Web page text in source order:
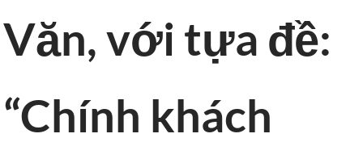
Văn, với tựa đề:
“Chính khách